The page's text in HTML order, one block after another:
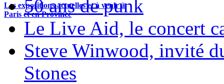
Les expositions actuelles et à venir à
Paris et en Province
50 ans de punk
Le Live Aid, le concert
Steve Winwood, invité
Stones